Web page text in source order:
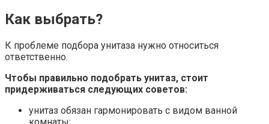
Как выбрать?
К проблеме подбора унитаза нужно относиться
ответственно.
Чтобы правильно подобрать унитаз, стоит
придерживаться следующих советов:
унитаз обязан гармонировать с видом ванной